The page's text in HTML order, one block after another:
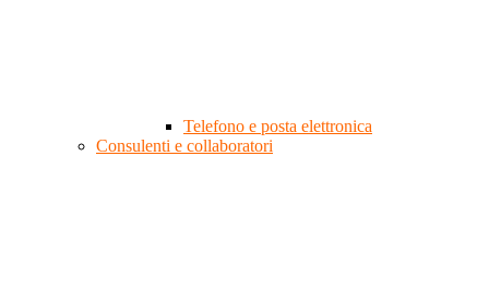
Telefono e posta elettronica
Consulenti e collaboratori